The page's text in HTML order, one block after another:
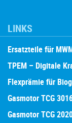
LINKS
Ersatzteile für
TPEM – Digitale
Flexprämie für
Gasmotor TCG
Gasmotor TCG